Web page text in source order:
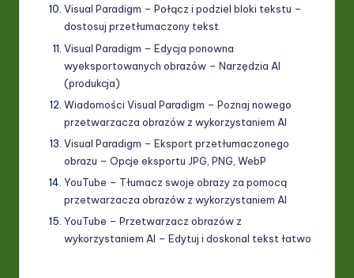
Visual Paradigm – Połącz i podziel bloki tekstu –
dostosuj przetłumaczony tekst
Visual Paradigm – Edycja ponowna
wyeksportowanych obrazów – Narzędzia AI
(produkcja)
Wiadomości Visual Paradigm – Poznaj nowego
przetwarzacza obrazów z wykorzystaniem AI
Visual Paradigm – Eksport przetłumaczonego
obrazu – Opcje eksportu JPG, PNG, WebP
YouTube – Tłumacz swoje obrazy za pomocą
przetwarzacza obrazów z wykorzystaniem AI
YouTube – Przetwarzacz obrazów z
wykorzystaniem AI – Edytuj i doskonal tekst łatwo